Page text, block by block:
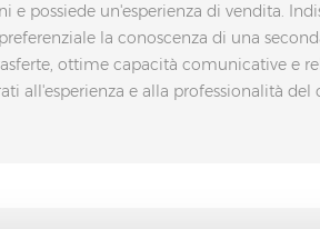
possiede un'esperienza di vendita.
la conoscenza di una
ottime capacità comunicative e
all'esperienza e alla professionalità del